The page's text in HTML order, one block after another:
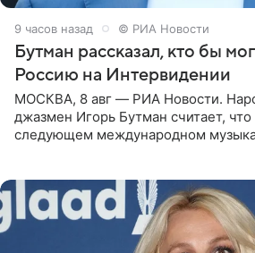
9 часов назад © РИА Новости
Бутман рассказал, кто бы
Россию на Интервидении
МОСКВА, 8 авг — РИА Новости.
джазмен Игорь Бутман считает,
следующем международном